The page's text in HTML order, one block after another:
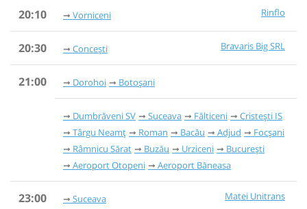
20:10 Rinflo
Vorniceni
20:30 Bravaris Big SRL
Concești
21:00 Dorohoi Botoșani
Dumbrăveni SV Suceava Fălticeni
Cristești IS
Târgu Neamț
Roman Bacău Adjud
Focșani
Râmnicu Sărat
Buzău Urziceni
București
Aeroport Otopeni
Aeroport Băneasa
23:00 Matei Unitrans
Suceava